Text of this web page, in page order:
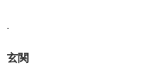
.
玄関